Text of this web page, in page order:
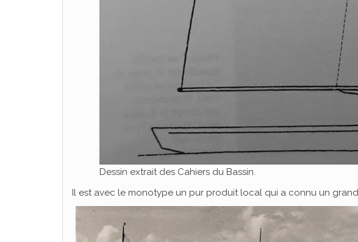
Dessin extrait des Cahiers du Bassin.
Il est avec le monotype un pur produit local qui a connu un